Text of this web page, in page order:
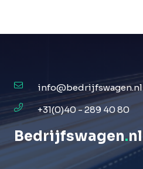
info@bedrijfswagen.nl
+31(0)40 - 289 40 80
Bedrijfswagen.nl